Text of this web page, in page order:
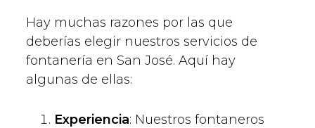
Hay muchas razones por las que
deberías elegir nuestros servicios de
fontanería en San José. Aquí hay
algunas de ellas:
Experiencia: Nuestros fontaneros